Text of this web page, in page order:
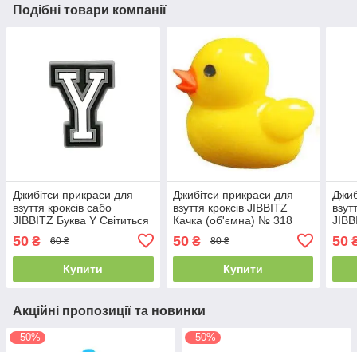
Подібні товари компанії
Джибітси прикраси для
взуття кроксів сабо
JIBBITZ Буква Y Світиться
50 ₴ 60 ₴
Купити
Джибітси прикраси для
взуття кроксів JIBBITZ
Качка (об'ємна) № 318
50₴ 80 ₴
Купити
50
Акційні пропозиції та новинки
–50% –50%